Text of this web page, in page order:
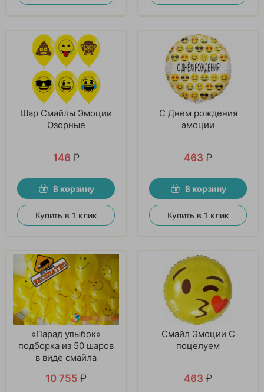
Шар Смайлы Эмоции
Озорные
146 ₽
В корзину
Купить в 1 клик
С Днем рождения
эмоции
463 ₽
В корзину
Купить в 1 клик
«Парад улыбок»
подборка из 50 шаров
в виде смайла
10 755 ₽
Смайл Эмоции С
поцелуем
463 ₽